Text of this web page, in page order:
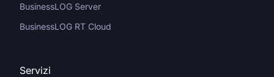
BusinessLOG Server
BusinessLOG RT Cloud
Servizi